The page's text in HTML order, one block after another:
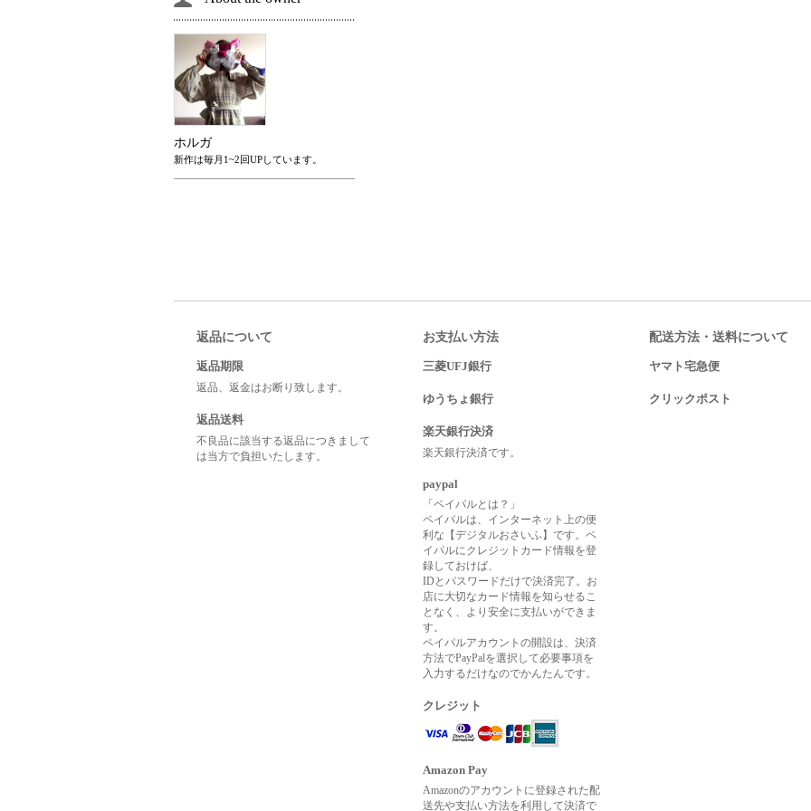
ホルガ
新作は毎月1~2回UPしています。
返品について
返品期限
返品、返金はお断り致します。
返品送料
不良品に該当する返品につきまして
は当方で負担いたします。
お支払い方法
三菱UFJ銀行
ゆうちょ銀行
楽天銀行決済
楽天銀行決済です。
paypal
「ペイパルとは？」
ペイパルは、インターネット上の便
利な【デジタルおさいふ】です。ペ
イパルにクレジットカード情報を登
録しておけば、
IDとパスワードだけで決済完了。お
店に大切なカード情報を知らせるこ
となく、より安全に支払いができま
す。
ペイパルアカウントの開設は、決済
方法でPayPalを選択して必要事項を
入力するだけなのでかんたんです。
クレジット
Amazon Pay
Amazonのアカウントに登録された配
送先や支払い方法を利用して決済で
配送方法・送料について
ヤマト宅急便
クリックポスト